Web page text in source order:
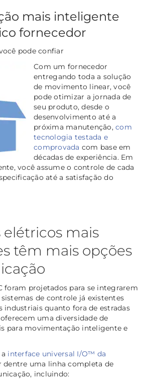
mais inteligente
fornecedor
pode confiar
Com um fornecedor
entregando toda a solução
de movimento linear, você
pode otimizar a jornada de
seu produto, desde o
desenvolvimento até a
próxima manutenção, com
tecnologia testada e
comprovada com base em
décadas de experiência. Em
você assume o controle de cada
até a satisfação do
mais
têm mais opções
foram projetados para se integrarem
de controle já existentes
industriais quanto fora de estradas
uma diversidade de
para movimentação inteligente e
interface universal I/O™ da
dentre uma linha completa de
incluindo: